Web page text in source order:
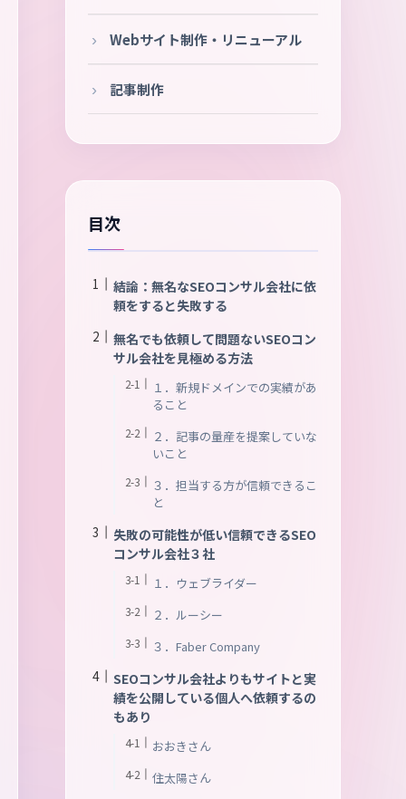
Webサイト制作・リニューアル
記事制作
目次
結論：無名なSEOコンサル会社に依
頼をすると失敗する
無名でも依頼して問題ないSEOコン
サル会社を見極める方法
１．新規ドメインでの実績があ
ること
２．記事の量産を提案していな
いこと
３．担当する方が信頼できるこ
と
失敗の可能性が低い信頼できるSEO
コンサル会社３社
１．ウェブライダー
２．ルーシー
３．Faber Company
SEOコンサル会社よりもサイトと実
績を公開している個人へ依頼するの
もあり
おおきさん
住太陽さん